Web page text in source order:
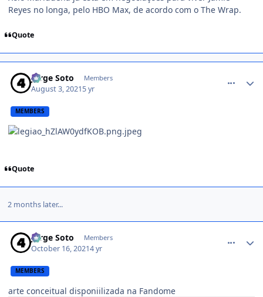
Reyes no longa, pelo HBO Max, de acordo com o The Wrap.
Quote
Jorge Soto Members
August 3, 20215 yr
MEMBERS
Quote
2 months later...
Jorge Soto Members
October 16, 20214 yr
MEMBERS
arte conceitual disponiilizada na Fandome